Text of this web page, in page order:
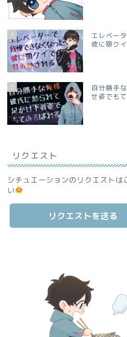
4
エレベー
彼に顎ク
5
自分勝手
せ姿でも
リクエスト
シチュエーションのリクエストは
い
リクエストを送る